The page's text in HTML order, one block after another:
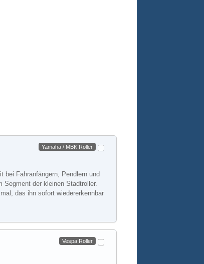
Yamaha / MBK Roller
bei Fahranfängern, Pendlern und
Segment der kleinen Stadtroller.
das ihn sofort wiedererkennbar
Vespa Roller